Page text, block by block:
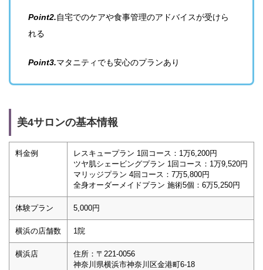
Point2.自宅でのケアや食事管理のアドバイスが受けら
れる
Point3.マタニティでも安心のプランあり
美4サロンの基本情報
料金例
レスキュープラン 1回コース：1万6,200円
ツヤ肌シェービングプラン 1回コース：1万9,520円
マリッジプラン 4回コース：7万5,800円
全身オーダーメイドプラン 施術5個：6万5,250円
体験プラン 5,000円
横浜の店舗数 1院
横浜店
住所：〒221-0056
神奈川県横浜市神奈川区金港町6-18